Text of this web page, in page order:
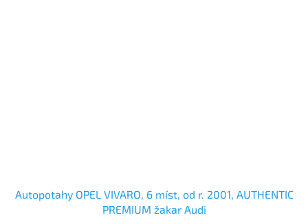
Autopotahy OPEL VIVARO, 6 míst, od r. 2001, AUTHENTIC
PREMIUM žakar Audi